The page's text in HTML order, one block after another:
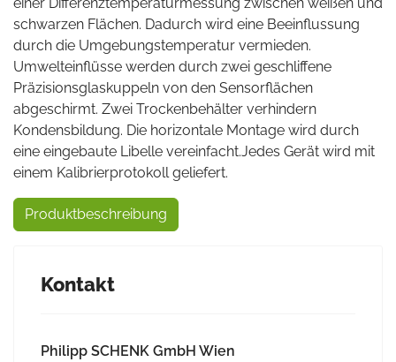
schwarzen Flächen. Dadurch wird eine Beeinflussung
durch die Umgebungstemperatur vermieden.
Umwelteinflüsse werden durch zwei geschliffene
Präzisionsglaskuppeln von den Sensorflächen
abgeschirmt. Zwei Trockenbehälter verhindern
Kondensbildung. Die horizontale Montage wird durch
eine eingebaute Libelle vereinfacht.Jedes Gerät wird mit
einem Kalibrierprotokoll geliefert.
Produktbeschreibung
Kontakt
Philipp SCHENK GmbH Wien